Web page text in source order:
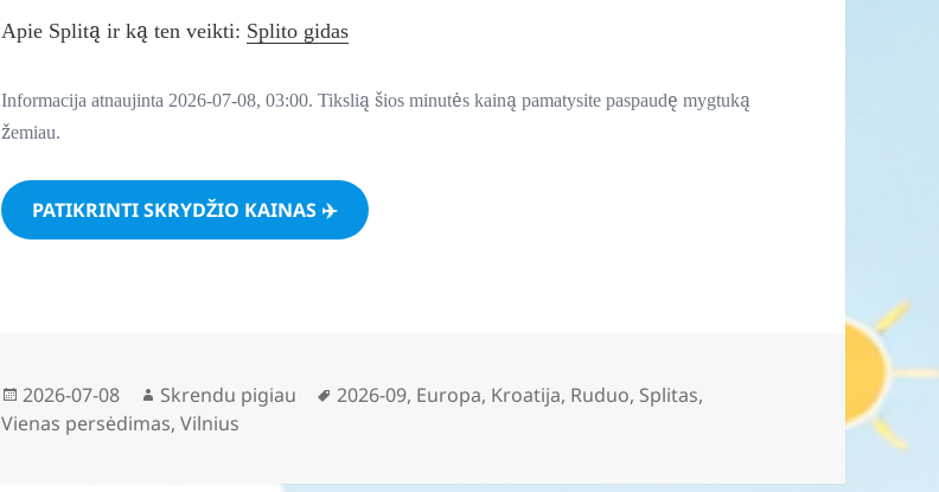
Apie Splitą ir ką ten veikti: Splito gidas
Informacija atnaujinta 2026-07-08, 03:00. Tikslią šios minutės kainą pamatysite paspaudę mygtuką
žemiau.
PATIKRINTI SKRYDŽIO KAINAS ✈️
Paskelbta
2026-07-08 Autorius
Skrendu pigiau Žymos
2026-09, Europa, Kroatija, Ruduo, Splitas,
Vienas persėdimas,Vilnius